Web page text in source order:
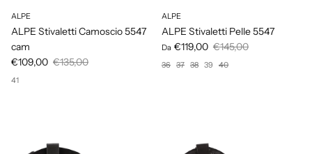
ALPE
ALPE Stivaletti Camoscio 5547
cam
€109,00 €135,00
41
ALPE
ALPE Stivaletti Pelle 5547
Da €119,00 €145,00
36 37 38 39 40